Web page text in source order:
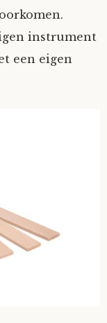
instrument
een eigen